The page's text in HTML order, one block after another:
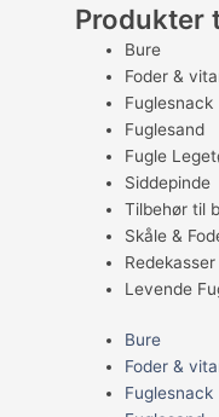
Produkter
Bure
Foder &
Fuglesnack
Fuglesand
Fugle
Siddepinde
Tilbehør til
Skåle &
Redekasser
Levende
Bure
Foder &
Fuglesnack